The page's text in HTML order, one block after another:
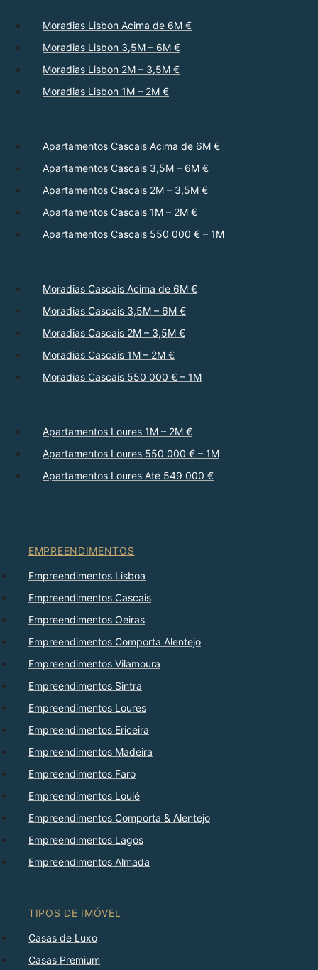
Moradias Lisbon Acima de 6M €
Moradias Lisbon 3,5M – 6M €
Moradias Lisbon 2M – 3,5M €
Moradias Lisbon 1M – 2M €
Apartamentos Cascais Acima de 6M €
Apartamentos Cascais 3,5M – 6M €
Apartamentos Cascais 2M – 3,5M €
Apartamentos Cascais 1M – 2M €
Apartamentos Cascais 550 000 € – 1M
Moradias Cascais Acima de 6M €
Moradias Cascais 3,5M – 6M €
Moradias Cascais 2M – 3,5M €
Moradias Cascais 1M – 2M €
Moradias Cascais 550 000 € – 1M
Apartamentos Loures 1M – 2M €
Apartamentos Loures 550 000 € – 1M
Apartamentos Loures Até 549 000 €
EMPREENDIMENTOS
Empreendimentos Lisboa
Empreendimentos Cascais
Empreendimentos Oeiras
Empreendimentos Comporta Alentejo
Empreendimentos Vilamoura
Empreendimentos Sintra
Empreendimentos Loures
Empreendimentos Ericeira
Empreendimentos Madeira
Empreendimentos Faro
Empreendimentos Loulé
Empreendimentos Comporta & Alentejo
Empreendimentos Lagos
Empreendimentos Almada
TIPOS DE IMÓVEL
Casas de Luxo
Casas Premium